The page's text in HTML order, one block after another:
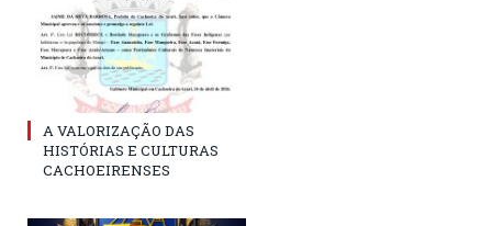
A VALORIZAÇÃO DAS
HISTÓRIAS E CULTURAS
CACHOEIRENSES